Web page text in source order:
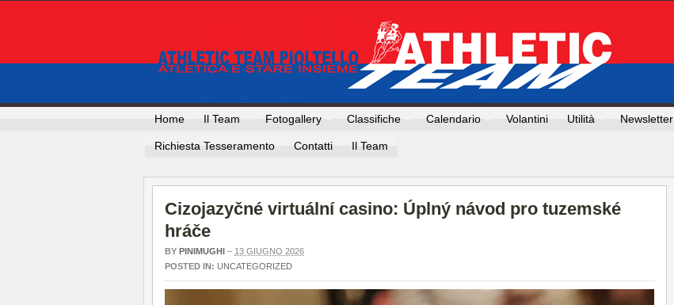
Home Il Team Fotogallery Classifiche Calendario Volantini Utilità Newsletter
Richiesta Tesseramento Contatti Il Team
Cizojazyčné virtuální casino: Úplný návod pro tuzemské
hráče
BY PINIMUGHI – 13 GIUGNO 2026
POSTED IN: UNCATEGORIZED